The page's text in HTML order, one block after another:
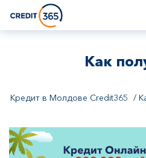
Как
Кредит в Молдове Credit365